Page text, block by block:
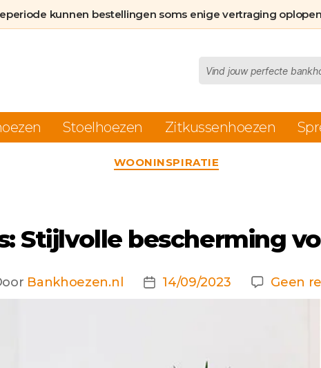
kunnen bestellingen soms enige vertraging
zoeken
Stoelhoezen Zitkussenhoezen
Categorieën
WOONINSPIRATIE
Stijlvolle bescherming
Bankhoezen.nl Berichtdatum
14/09/2023 Geen